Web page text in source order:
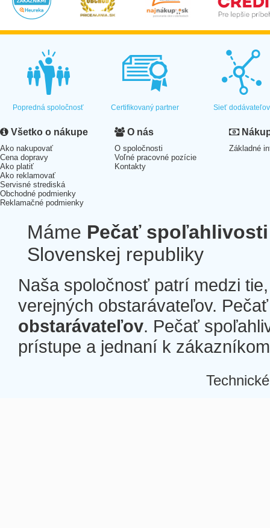
Popredná spoločnosť Certifikovaný partner Sieť dodávateľov
Všetko o nákupe
Ako nakupovať
Cena dopravy
Ako platiť
Ako reklamovať
Servisné strediská
Obchodné podmienky
Reklamačné podmienky
O nás
O spoločnosti
Voľné pracovné pozície
Kontakty
Základné
Máme Pečať spoľahlivosti
Slovenskej republiky
Naša spoločnosť patrí medzi
verejných obstarávateľov.
obstarávateľov. Pečať
prístupe a jednaní k